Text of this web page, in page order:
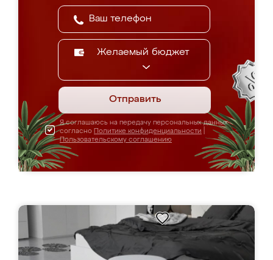
Желаемый бюджет
Отправить
Я соглашаюсь на передачу персональных данных
согласно Политике конфиденциальности
Пользовательскому соглашению